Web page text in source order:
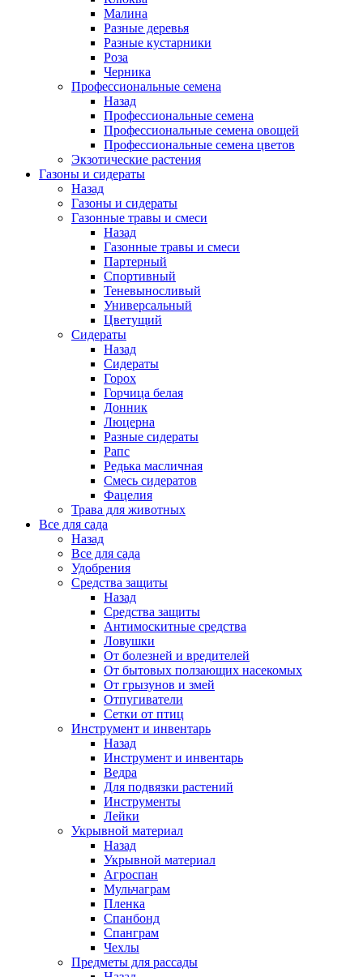
Малина
Разные деревья
Разные кустарники
Роза
Черника
Профессиональные семена
Назад
Профессиональные семена
Профессиональные семена овощей
Профессиональные семена цветов
Экзотические растения
Газоны и сидераты
Назад
Газоны и сидераты
Газонные травы и смеси
Назад
Газонные травы и смеси
Партерный
Спортивный
Теневыносливый
Универсальный
Цветущий
Сидераты
Назад
Сидераты
Горох
Горчица белая
Донник
Люцерна
Разные сидераты
Рапс
Редька масличная
Смесь сидератов
Фацелия
Трава для животных
Все для сада
Назад
Все для сада
Удобрения
Средства защиты
Назад
Средства защиты
Антимоскитные средства
Ловушки
От болезней и вредителей
От бытовых ползающих насекомых
От грызунов и змей
Отпугиватели
Сетки от птиц
Инструмент и инвентарь
Назад
Инструмент и инвентарь
Ведра
Для подвязки растений
Инструменты
Лейки
Укрывной материал
Назад
Укрывной материал
Агроспан
Мульчаграм
Пленка
Спанбонд
Спанграм
Чехлы
Предметы для рассады